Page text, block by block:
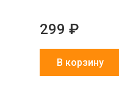
299 ₽
В корзину